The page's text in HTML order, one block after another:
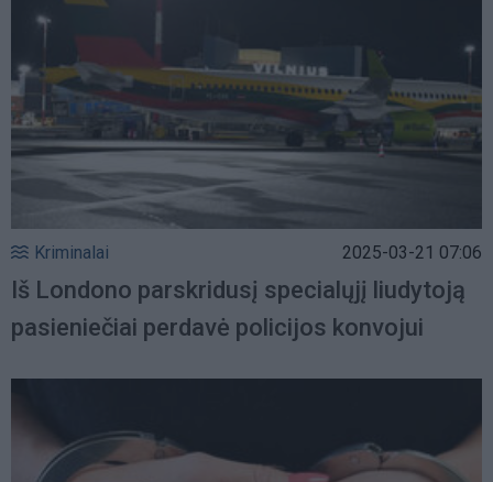
Kriminalai 2025-03-21 07:06
Iš Londono parskridusį specialųjį liudytoją
pasieniečiai perdavė policijos konvojui